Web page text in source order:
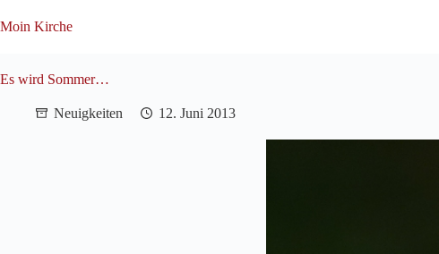
Inhalt
Moin Kirche
Es wird Sommer…
Neuigkeiten 12. Juni 2013